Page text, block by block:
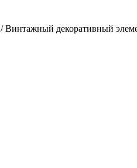
/ Винтажный декоративный